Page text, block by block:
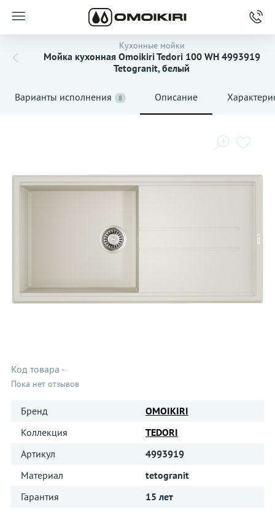
Кухонные мойки
Мойка кухонная Omoikiri Tedori 100 WH 4993919
Tetogranit, белый
Варианты исполнения 8 Описание
Код товара -
Пока нет отзывов
Бренд
OMOIKIRI
Коллекция
TEDORI
Артикул
4993919
Материал
tetogranit
Гарантия
15 лет